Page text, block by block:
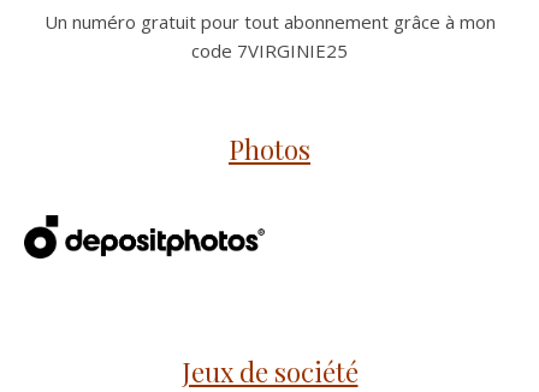
Un numéro gratuit pour tout abonnement grâce à mon
code 7VIRGINIE25
Photos
Jeux de société